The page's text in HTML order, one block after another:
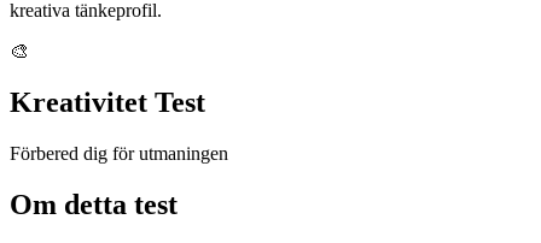
kreativa tänkeprofil.
🎨
Kreativitet Test
Förbered dig för utmaningen
Om detta test